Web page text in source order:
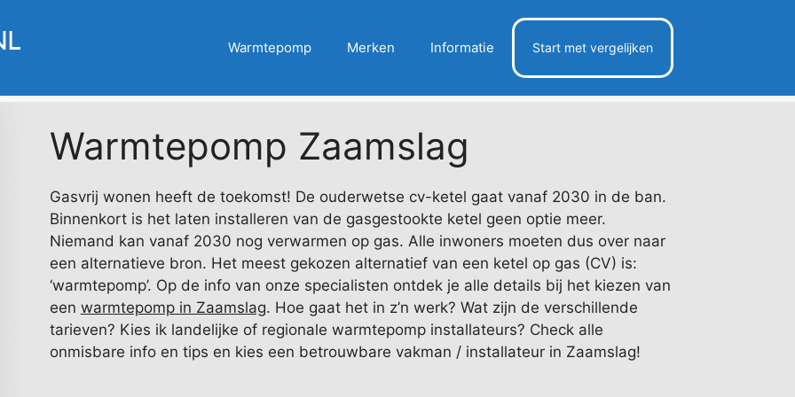
Warmtepomp Merken Informatie Start met vergelijken
Warmtepomp Zaamslag
Gasvrij wonen heeft de toekomst! De ouderwetse cv-ketel gaat vanaf 2030 in de ban.
Binnenkort is het laten installeren van de gasgestookte ketel geen optie meer.
Niemand kan vanaf 2030 nog verwarmen op gas. Alle inwoners moeten dus over naar
een alternatieve bron. Het meest gekozen alternatief van een ketel op gas (CV) is:
‘warmtepomp’. Op de info van onze specialisten ontdek je alle details bij het kiezen van
een warmtepomp in Zaamslag. Hoe gaat het in z’n werk? Wat zijn de verschillende
tarieven? Kies ik landelijke of regionale warmtepomp installateurs? Check alle
onmisbare info en tips en kies een betrouwbare vakman / installateur in Zaamslag!